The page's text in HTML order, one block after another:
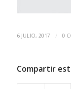
6 JULIO, 2017 / 0
Compartir